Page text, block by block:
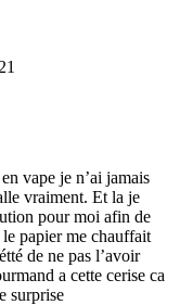
vape je n’ai jamais
vraiment. Et la je
pour moi afin de
papier me chauffait
de ne pas l’avoir
a cette cerise ca
surprise